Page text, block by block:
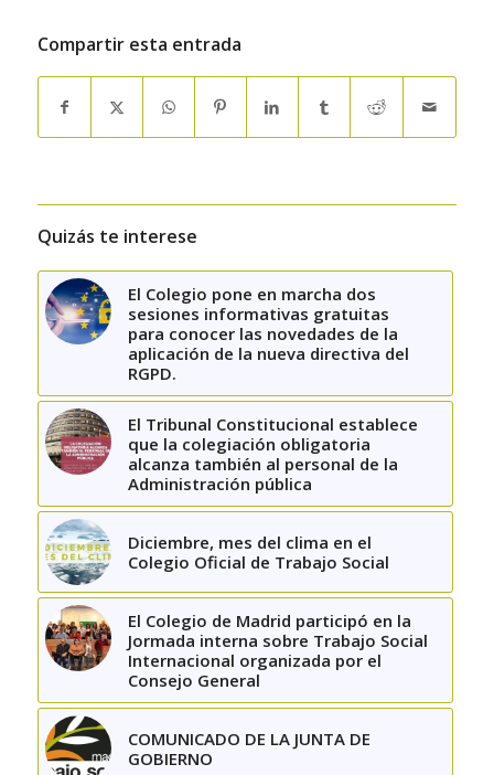
Compartir esta entrada
Quizás te interese
El Colegio pone en marcha dos
sesiones informativas gratuitas
para conocer las novedades de la
aplicación de la nueva directiva del
RGPD.
El Tribunal Constitucional establece
que la colegiación obligatoria
alcanza también al personal de la
Administración pública
Diciembre, mes del clima en el
Colegio Oficial de Trabajo Social
El Colegio de Madrid participó en la
Jormada interna sobre Trabajo Social
Internacional organizada por el
Consejo General
COMUNICADO DE LA JUNTA DE
GOBIERNO